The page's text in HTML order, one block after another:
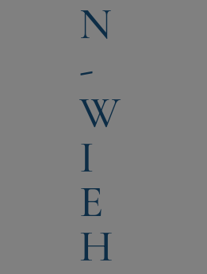
-
W
I
E
H
E